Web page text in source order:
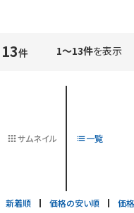
13件 1～13件を表示
サムネイル 一覧
新着順 価格の安い順 価